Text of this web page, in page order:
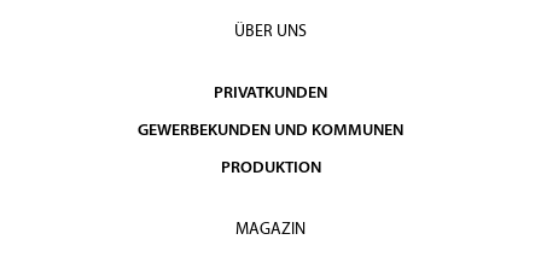
ÜBER UNS
PRIVATKUNDEN
GEWERBEKUNDEN UND KOMMUNEN
PRODUKTION
MAGAZIN